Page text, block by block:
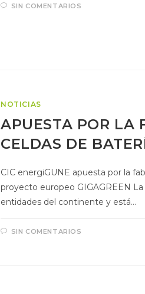
SIN COMENTARIOS
NOTICIAS
APUESTA POR LA
CELDAS DE
CIC energiGUNE apuesta por la
proyecto europeo GIGAGREEN
entidades del continente y está…
SIN COMENTARIOS